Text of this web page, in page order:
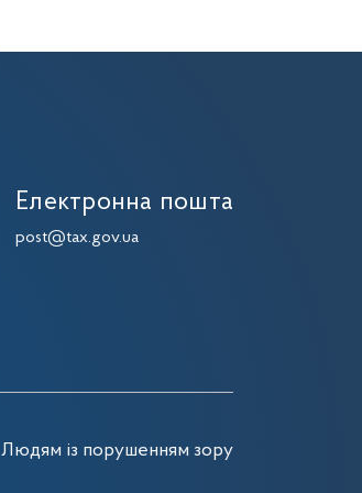
Електронна пошта
post@tax.gov.ua
Людям із порушенням зору